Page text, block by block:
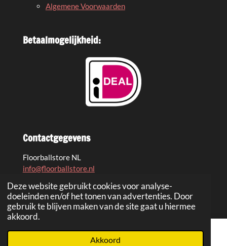
Deze website gebruikt cookies voor analyse-
doeleinden en/of het tonen van advertenties. Door
gebruik te blijven maken van de site gaat u hiermee
akkoord.
Akkoord
Algemene Voorwaarden
Betaalmogelijkheid:
Contactgegevens
Floorballstore NL
info@floorballstore.nl
BTW nr: NL 868025483B01
E-mailadres